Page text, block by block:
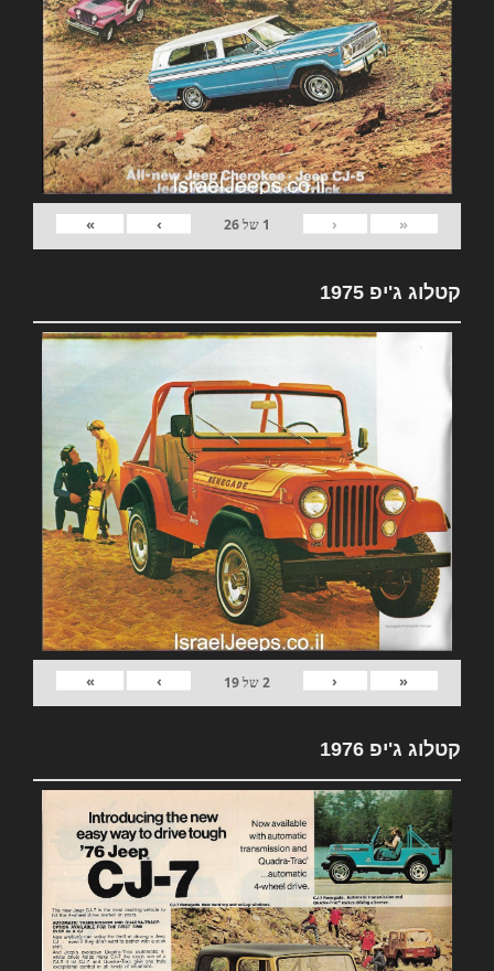
«
‹
1 של26
›
»
קטלוג ג'יפ 1975
«
‹
2של19
›
»
קטלוג ג'יפ 1976